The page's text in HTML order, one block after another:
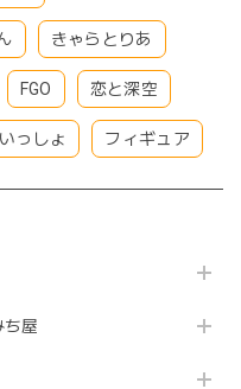
きゃらとりあ
FGO 恋と深空
っしょ フィギュア
ち屋